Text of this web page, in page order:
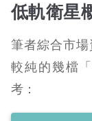
低軌衛星
筆者綜合市
較純的幾檔
考：